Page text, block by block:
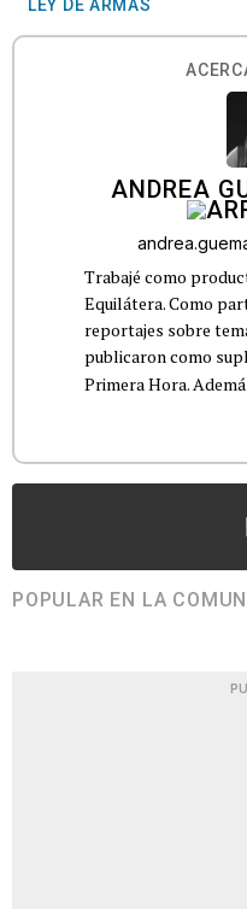
LEY DE ARMAS
ANDREA
Trabajé como
Equilátera. Como
reportajes sobre
publicaron como
Primera Hora.
POPULAR EN LA